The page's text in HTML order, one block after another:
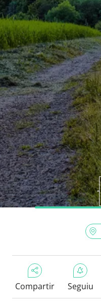
Compartir Seguiu